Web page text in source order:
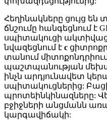
Հեղինակները ցույց են
ճնշումը հանգեցնում է
սպիտակուցի
նվազեցնում է c
տանում
պաշտպանության
ինչն արդյունավետ
սպիտակուցներից:
պրոտեինկինազները:
բջիջների անցմանն
կարգավիճակի: